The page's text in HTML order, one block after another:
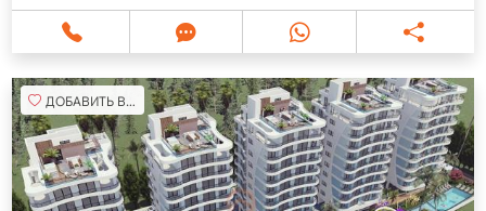
ДОБАВИТЬ В ИЗБРАННОЕ